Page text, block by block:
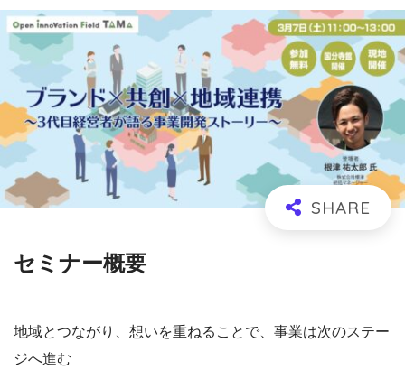
セミナー概要
地域とつながり、想いを重ねることで、事業は次のステー
ジへ進む